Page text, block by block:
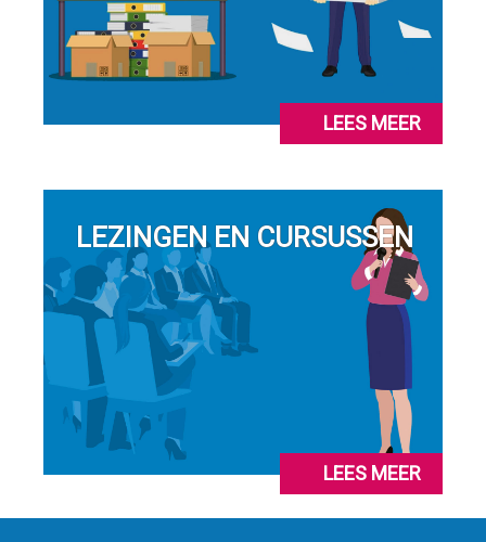
LEES MEER
LEZINGEN EN CURSUSSEN
LEES MEER